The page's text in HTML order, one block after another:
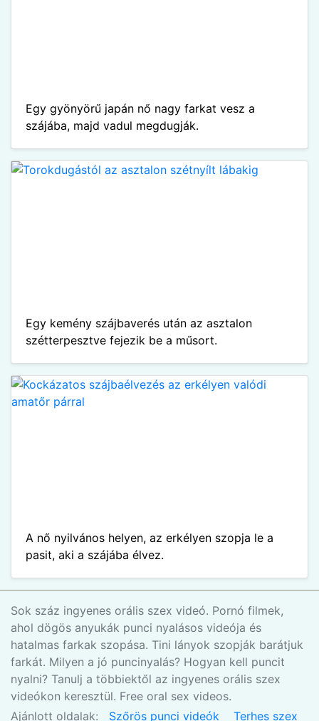
Egy gyönyörű japán nő nagy farkat vesz a
szájába, majd vadul megdugják.
Egy kemény szájbaverés után az asztalon
szétterpesztve fejezik be a műsort.
A nő nyilvános helyen, az erkélyen szopja le a
pasit, aki a szájába élvez.
Sok száz ingyenes orális szex videó. Pornó filmek,
ahol dögös anyukák punci nyalásos videója és
hatalmas farkak szopása. Tini lányok szopják barátjuk
farkát. Milyen a jó puncinyalás? Hogyan kell puncit
nyalni? Tanulj a többiektől az ingyenes orális szex
videókon keresztül. Free oral sex videos.
Ajánlott oldalak: Szőrös punci videók Terhes szex